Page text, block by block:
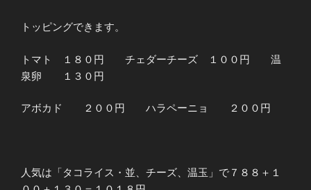
トッピングできます。
トマト １８０円 チェダーチーズ １００円 温
泉卵 １３０円
アボカド ２００円 ハラペーニョ ２００円
人気は「タコライス・並、チーズ、温玉」で７８８＋１